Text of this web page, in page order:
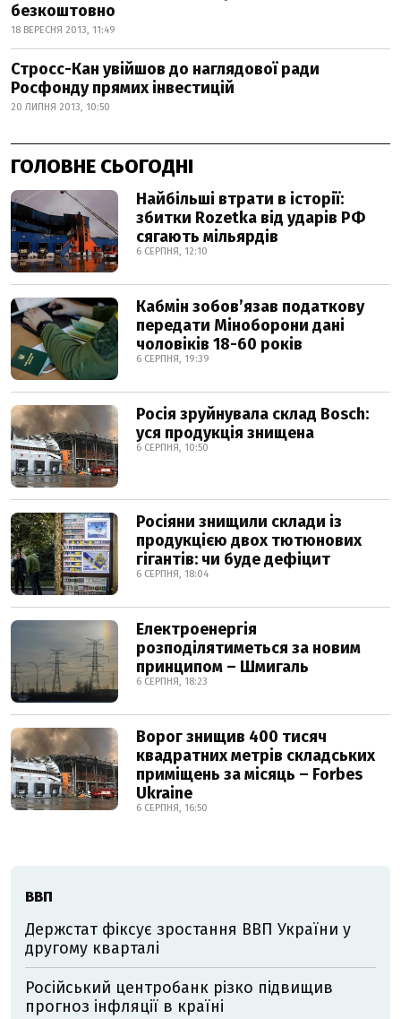
безкоштовно
18 ВЕРЕСНЯ 2013, 11:49
Стросс-Кан увійшов до наглядової ради
Росфонду прямих інвестицій
20 ЛИПНЯ 2013, 10:50
ГОЛОВНЕ СЬОГОДНІ
Найбільші втрати в історії:
збитки Rozetka від ударів РФ
сягають мільярдів
6 СЕРПНЯ, 12:10
Кабмін зобовʼязав податкову
передати Міноборони дані
чоловіків 18-60 років
6 СЕРПНЯ, 19:39
Росія зруйнувала склад Bosch:
уся продукція знищена
6 СЕРПНЯ, 10:50
Росіяни знищили склади із
продукцією двох тютюнових
гігантів: чи буде дефіцит
6 СЕРПНЯ, 18:04
Електроенергія
розподілятиметься за новим
принципом – Шмигаль
6 СЕРПНЯ, 18:23
Ворог знищив 400 тисяч
квадратних метрів складських
приміщень за місяць – Forbes
Ukraine
6 СЕРПНЯ, 16:50
ВВП
Держстат фіксує зростання ВВП України у
другому кварталі
Російський центробанк різко підвищив
прогноз інфляції в країні